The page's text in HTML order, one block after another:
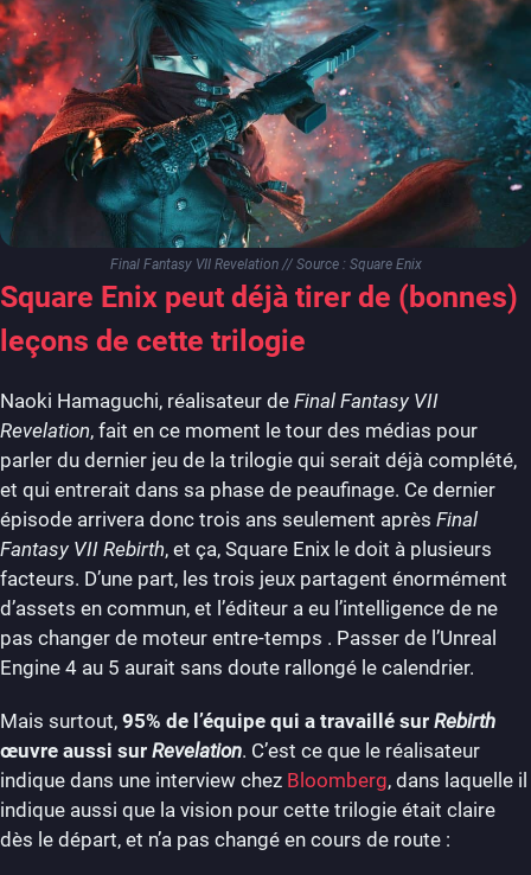
Final Fantasy VII Revelation // Source : Square Enix
Square Enix peut déjà tirer de (bonnes)
leçons de cette trilogie
Naoki Hamaguchi, réalisateur de Final Fantasy VII
Revelation, fait en ce moment le tour des médias pour
parler du dernier jeu de la trilogie qui serait déjà complété,
et qui entrerait dans sa phase de peaufinage. Ce dernier
épisode arrivera donc trois ans seulement après Final
Fantasy VII Rebirth, et ça, Square Enix le doit à plusieurs
facteurs. D’une part, les trois jeux partagent énormément
d’assets en commun, et l’éditeur a eu l’intelligence de ne
pas changer de moteur entre-temps . Passer de l’Unreal
Engine 4 au 5 aurait sans doute rallongé le calendrier.
Mais surtout, 95% de l’équipe qui a travaillé sur Rebirth
œuvre aussi sur Revelation. C’est ce que le réalisateur
indique dans une interview chez Bloomberg, dans laquelle il
indique aussi que la vision pour cette trilogie était claire
dès le départ, et n’a pas changé en cours de route :